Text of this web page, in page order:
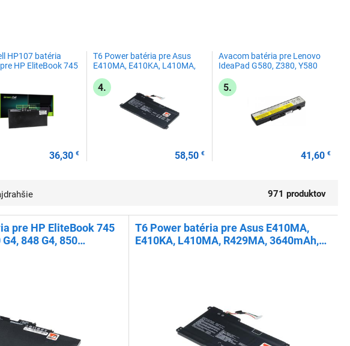
HP107 batéria
HP EliteBook 745
36,30€
4.
T6 Power batéria pre Asus
E410MA, E410KA, L410MA,
3cell, Li-pol, s káblom
58,50€
5.
Avacom batéria pre Lenovo
IdeaPad G580, Z380, Y580
41,60 €
971 produktov
pre HP EliteBook 745
848 G4, 850
T6 Power batéria pre Asus E410MA,
E410KA, L410MA, R429MA, 3640mAh,